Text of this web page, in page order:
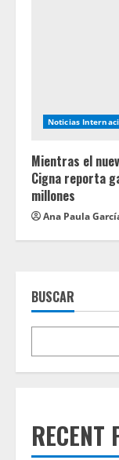
Noticias
Mientras el
Cigna reporta
millones
Ana Paula
BUSCAR
RECENT